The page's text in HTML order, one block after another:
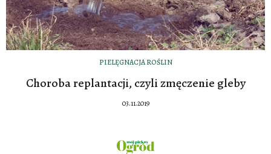
PIELĘGNACJA ROŚLIN
Choroba replantacji, czyli zmęczenie gleby
03.11.2019